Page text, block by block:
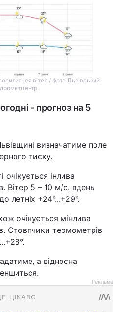
вітер / фото Львівський
- прогноз на 5
визначатиме поле
тиску.
очікується інлива
Вітер 5 – 10 м/с. вдень
летніх +24°...+29°.
очікується мінлива
Стовпчики термометрів
а відносна
Реклама